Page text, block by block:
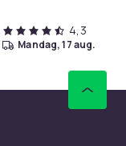
4,3
mandag, 17 aug.